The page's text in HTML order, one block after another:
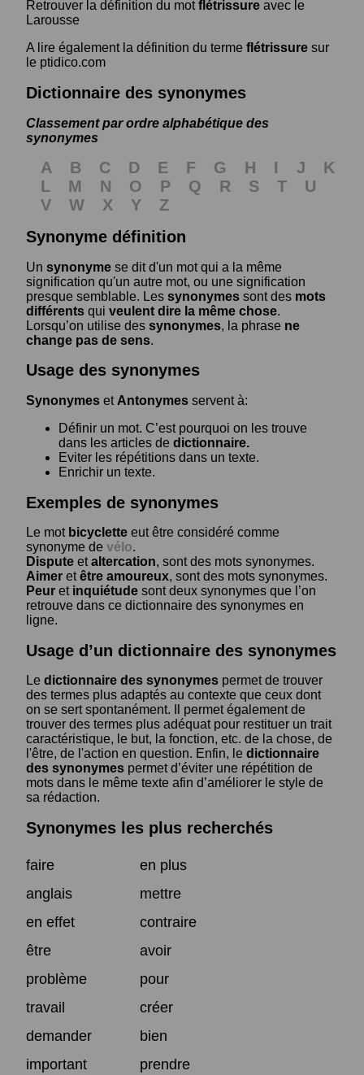
Retrouver la définition du motflétrissure avec le
Larousse
A lire également la définition du terme flétrissure sur
le ptidico.com
Dictionnaire des synonymes
Classement par ordre alphabétique des
synonymes
A B C D E F G H I J
K
L
M N O P Q R S T
U
V
W X Y
Z
Synonyme définition
Un synonyme se dit d'un mot qui a la même
signification qu'un autre mot, ou une signification
presque semblable. Les synonymes sont des mots
différents qui veulent dire la même chose.
Lorsqu’on utilise des synonymes, la phrase ne
change pas de sens.
Usage des synonymes
Synonymes et Antonymes servent à:
Définir un mot. C’est pourquoi on les trouve
dans les articles de dictionnaire.
Eviter les répétitions dans un texte.
Enrichir un texte.
Exemples de synonymes
Le mot bicyclette eut être considéré comme
synonyme de vélo.
Dispute etaltercation, sont des mots synonymes.
Aimer etêtre amoureux, sont des mots synonymes.
Peur et inquiétude sont deux synonymes que l’on
retrouve dans ce dictionnaire des synonymes en
ligne.
Usage d’un dictionnaire des synonymes
Le dictionnaire des synonymes permet de trouver
des termes plus adaptés au contexte que ceux dont
on se sert spontanément. Il permet également de
trouver des termes plus adéquat pour restituer un trait
caractéristique, le but, la fonction, etc. de la chose, de
l'être, de l'action en question. Enfin, le dictionnaire
des synonymes permet d’éviter une répétition de
mots dans le même texte afin d’améliorer le style de
sa rédaction.
Synonymes les plus recherchés
faire
en plus
anglais
mettre
en effet
contraire
être
avoir
problème
pour
travail
créer
demander
bien
important
prendre